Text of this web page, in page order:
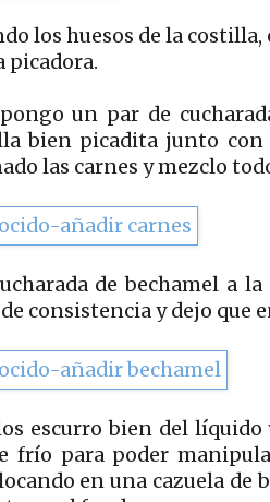
los huesos de la
picadora.
un par de
bien picadita junto con
las carnes y mezclo
de bechamel a
consistencia y dejo que
escurro bien del líquido
frío para poder
en una cazuela de